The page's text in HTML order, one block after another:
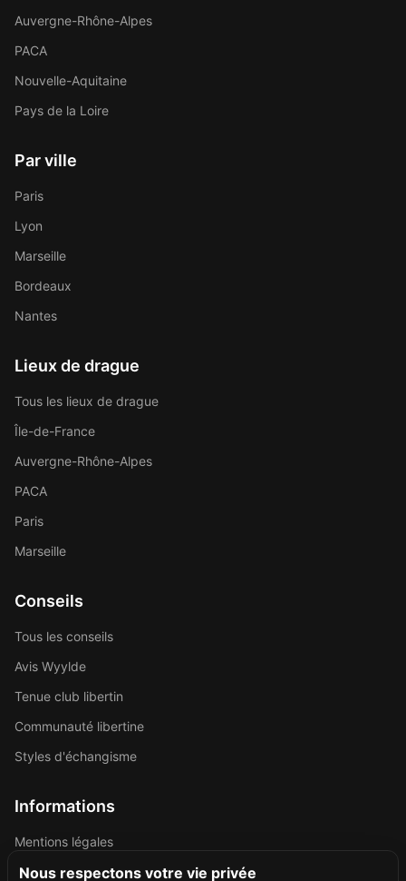
Auvergne-Rhône-Alpes
PACA
Nouvelle-Aquitaine
Pays de la Loire
Par ville
Paris
Lyon
Marseille
Bordeaux
Nantes
Lieux de drague
Tous les lieux de drague
Île-de-France
Auvergne-Rhône-Alpes
PACA
Paris
Marseille
Conseils
Tous les conseils
Avis Wyylde
Tenue club libertin
Communauté libertine
Styles d'échangisme
Informations
Mentions légales
Politique de confidentialité
Nous respectons votre vie privée